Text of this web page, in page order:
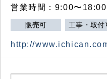
営業時間：9:00〜18:00
販売可 工事・取付
http://